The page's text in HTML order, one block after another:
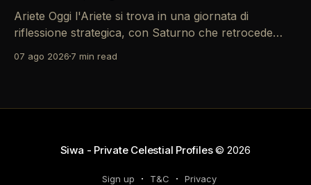
Ariete Oggi l'Ariete si trova in una giornata di
riflessione strategica, con Saturno che retrocede
riconsiderare il tuo personal brand e l'engagement
07 ago 2026 7 min read
Siwa - Private Celestial Profiles© 2026
Sign up T&C
Privacy